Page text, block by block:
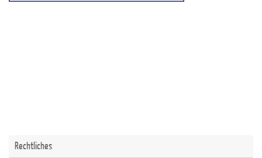
Rechtliches